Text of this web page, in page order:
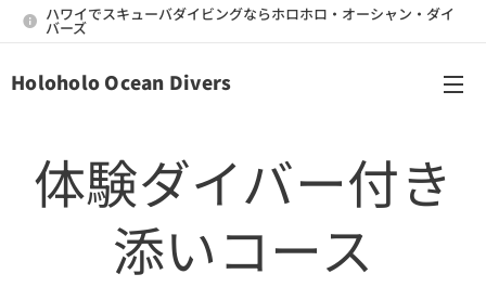
ハワイでスキューバダイビングならホロホロ・オーシャン・ダイ
バーズ
Holoholo Ocean Divers
体験ダイバー付き
添いコース